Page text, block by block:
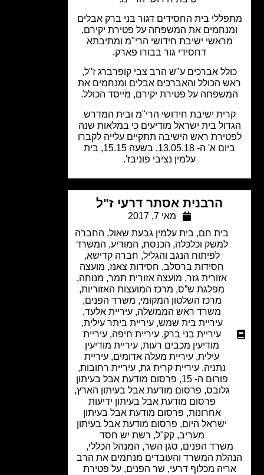
בית החסידים דגור בני ברק אבלים
את המשפחה על פטירת יקירם,
מראשי ישיבת חידושי הרי"מ ומתיבתא
דחסידי גור בבורו פארק.
אברכים ע"ש הרב צבי קופרברג ז"ל,
הכולל והאברכים אבלים ומנחמים את
על פטירת יקירם, מייסד הכולל.
ישיבת חידושי הרי"מ ובית המדרש
בית ישראל מודיעים כי במלאות שנה
ראש הישיבה תתקיים עלייה לקברו
ביום א' ה- 13.05.18, בשעה 15.15, בית
עלמין נציבי פוניבז'.
הרבנית אסתר דרעי ז"ל
מאי 7, 2017
,בית עלמין גבעת שאול,החברה
למשק וכלכלה,הכנסת,המודיע ,המשרד
לפיתוח הנגב והגליל, חברה קדישא,
חסידות ברסלב,חסידות צאנז,מועצה
אזורית גזר,מועצה אזורית תמר,מנוחה,
מפלגת ש”ס,מרכז המועצות האזוריות,
מרכז השלטון המקומי ,משרד הפנים,
משרד ראש הממשלה,עיריית אלעד,
עיריית בית שמש,עיריית ביתר עילית,
עיריית בני ברק ,עיריית חיפה,עיריית
מודיעין מכבים רעות,עיריית מודיעין
עיריית מעלה אדומים ,עיריית
עיריית קרית גת,עיריית רחובות
פורום ה- 15
,פרסום מודעת אבל בעיתון
פרסום מודעת אבל בעיתון הארץ,
פרסום מודעת אבל בעיתון ידיעות
אחרונות,פרסום מודעת אבל בעיתון
ישראל היום,פרסום מודעת אבל בעיתון
קק"ל,רשת יש חסד
משרד הפנים, סגן השר, המנהל הכללי,
המשרד והעובדים מנחמים את הרב
מכלוף דרעי, שר הפנים, על פטירת